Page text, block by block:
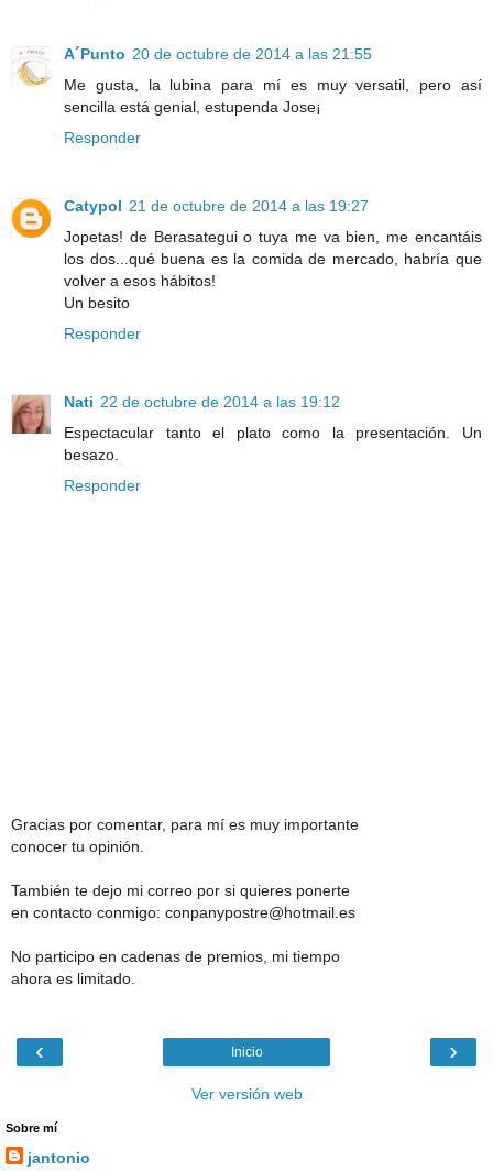
A´Punto 20 de octubre de 2014 a las 21:55
Me gusta, la lubina para mí es muy versatil, pero así
sencilla está genial, estupenda Jose¡
Responder
Catypol 21 de octubre de 2014 a las 19:27
Jopetas! de Berasategui o tuya me va bien, me encantáis
los dos...qué buena es la comida de mercado, habría que
volver a esos hábitos!
Un besito
Responder
Nati 22 de octubre de 2014 a las 19:12
Espectacular tanto el plato como la presentación. Un
besazo.
Responder
Gracias por comentar, para mí es muy importante
conocer tu opinión.
También te dejo mi correo por si quieres ponerte
en contacto conmigo: conpanypostre@hotmail.es
No participo en cadenas de premios, mi tiempo
ahora es limitado.
‹ ›
Inicio
Ver versión web
Sobre mí
jantonio